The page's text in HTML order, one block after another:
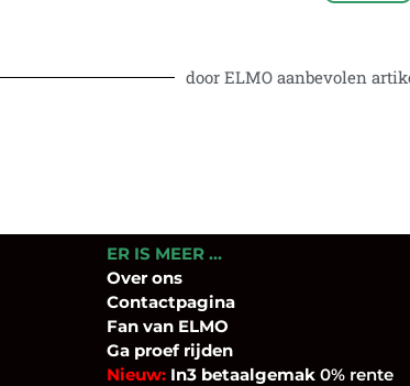
door ELMO aanbevolen
ER IS MEER …
Over ons
Contactpagina
Fanvan ELMO
Ga proef rijden
Nieuw:In3 betaalgemak 0% rente